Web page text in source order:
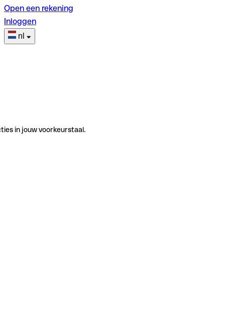
Open een rekening
Inloggen
nl
in jouw voorkeurstaal.